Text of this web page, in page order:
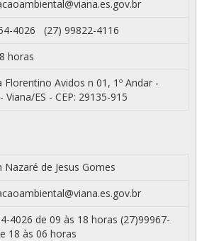
4026 (27) 99822-4116
horas
Florentino Avidos n 01, 1º Andar -
Viana/ES - CEP: 29135-915
Nazaré de Jesus Gomes
4026 de 09 às 18 horas (27)99967-
18 às 06 horas